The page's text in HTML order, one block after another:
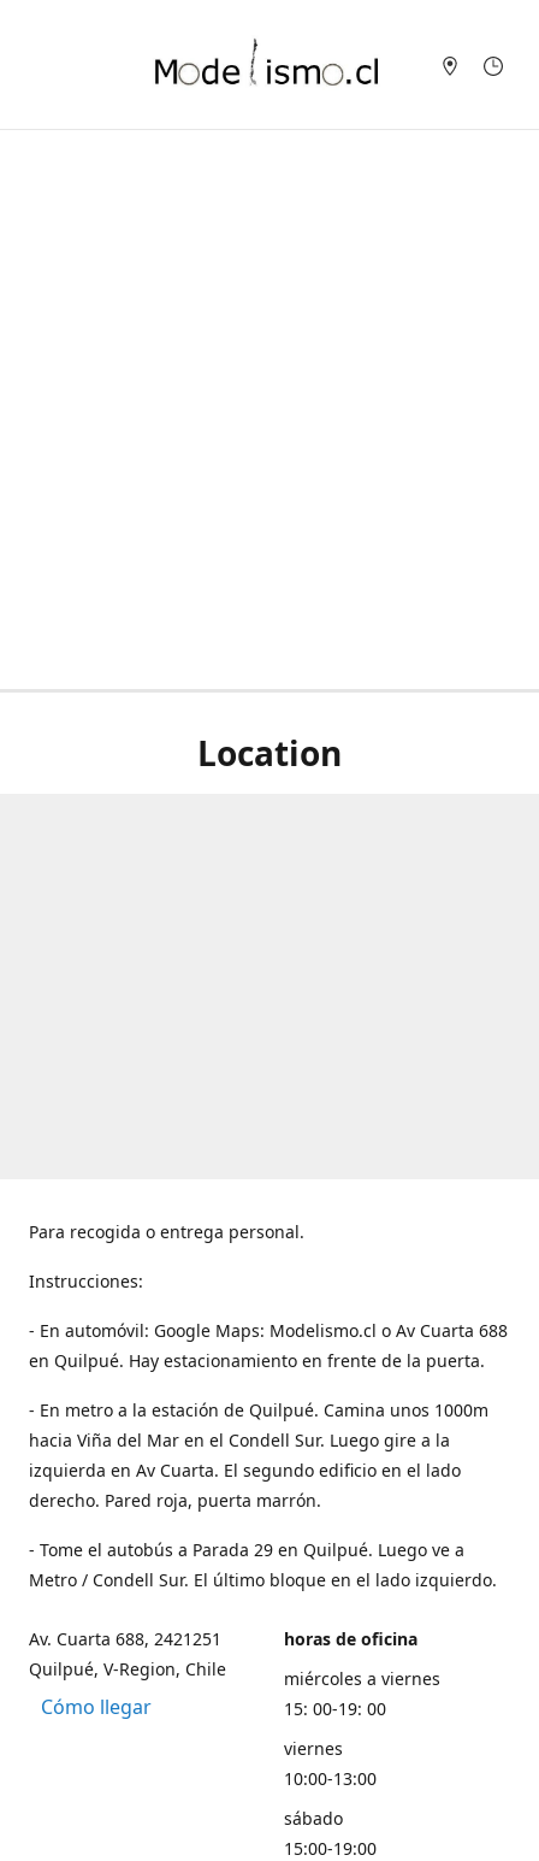
Location
Para recogida o entrega personal.
Instrucciones:
- En automóvil: Google Maps: Modelismo.cl o Av Cuarta 688
en Quilpué. Hay estacionamiento en frente de la puerta.
- En metro a la estación de Quilpué. Camina unos 1000m
hacia Viña del Mar en el Condell Sur. Luego gire a la
izquierda en Av Cuarta. El segundo edificio en el lado
derecho. Pared roja, puerta marrón.
- Tome el autobús a Parada 29 en Quilpué. Luego ve a
Metro / Condell Sur. El último bloque en el lado izquierdo.
Av. Cuarta 688, 2421251
Quilpué, V-Region, Chile
Cómo llegar
horas de oficina
miércoles a viernes
15: 00-19: 00
viernes
10:00-13:00
sábado
15:00-19:00